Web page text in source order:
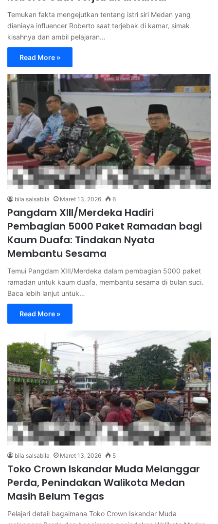
Temukan fakta mengejutkan tentang istri siri Medan yang
dianiaya influencer Roberto saat terjebak di kamar, simak
kisahnya dan ambil pelajaran…
Read More »
bila salsabila Maret 13, 2026 6
Pangdam XIII/Merdeka Hadiri
Pembagian 5000 Paket Ramadan bagi
Kaum Duafa: Tindakan Nyata
Membantu Sesama
Temui Pangdam XIII/Merdeka dalam pembagian 5000 paket
ramadan untuk kaum duafa, membantu sesama di bulan suci.
Baca lebih lanjut untuk…
Read More »
bila salsabila Maret 13, 2026 5
Toko Crown Iskandar Muda Melanggar
Perda, Penindakan Walikota Medan
Masih Belum Tegas
Pelajari detail bagaimana Toko Crown Iskandar Muda